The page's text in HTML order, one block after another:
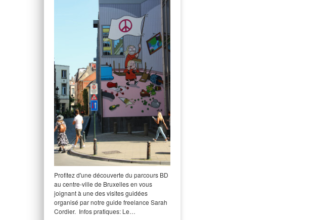
Profitez d'une découverte du parcours BD
au centre-ville de Bruxelles en vous
joignant à une des visites guidées
organisé par notre guide freelance Sarah
Cordier. Infos pratiques: Le…